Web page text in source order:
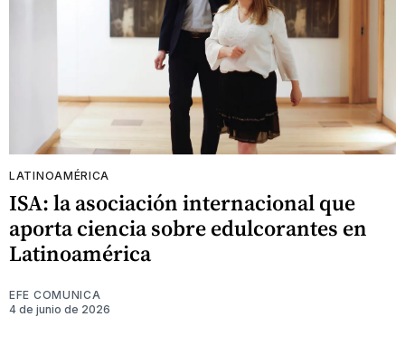
LATINOAMÉRICA
ISA: la asociación internacional que
aporta ciencia sobre edulcorantes en
Latinoamérica
EFE COMUNICA
4 de junio de 2026